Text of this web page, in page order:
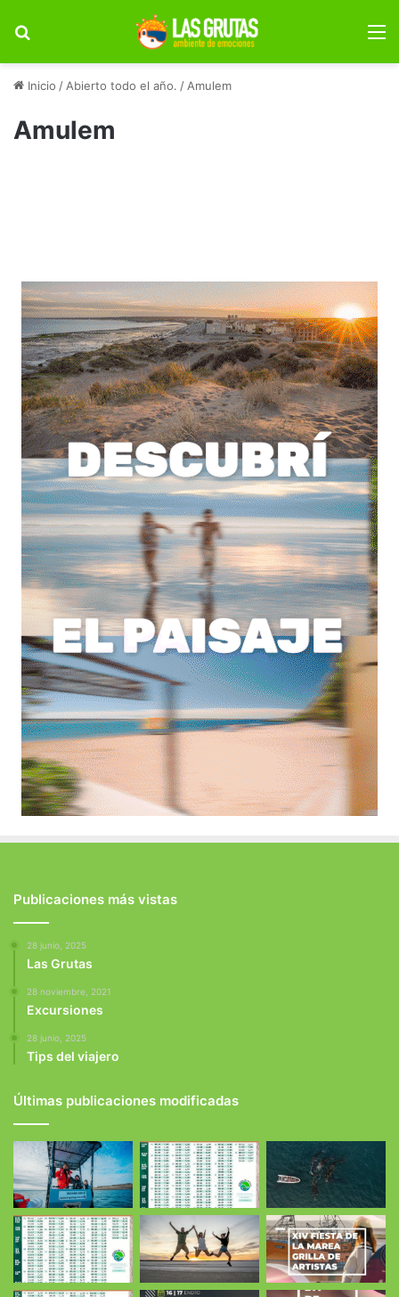
Inicio / Abierto todo el año. / Amulem
Amulem
Publicaciones más vistas
28 junio, 2025
Las Grutas
28 noviembre, 2021
Excursiones
28 junio, 2025
Tips del viajero
Últimas publicaciones modificadas